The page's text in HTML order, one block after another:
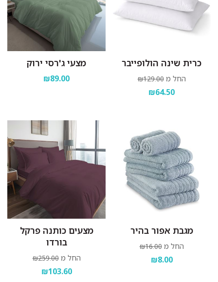
כרית שינה הולופייבר
החל מ ₪129.00
₪64.50
מצעי ג'רסי ירוק
₪89.00
מגבת אפור בהיר
החל מ ₪16.00
₪8.00
מצעים כותנה פרקל
בורדו
החל מ ₪259.00
₪103.60